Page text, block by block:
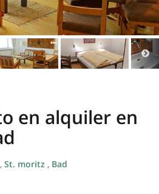
en alquiler en
, St. moritz , Bad